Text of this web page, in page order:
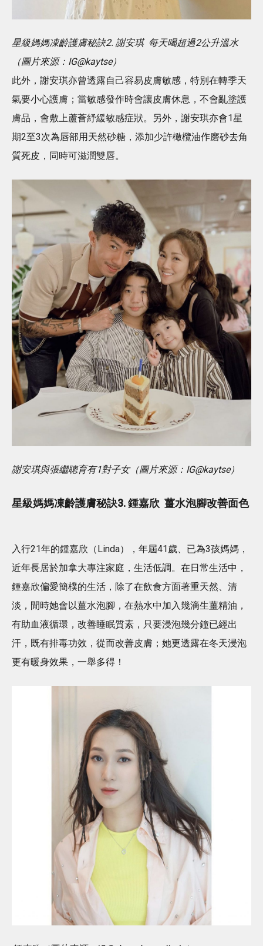
星級媽媽凍齡護膚秘訣2. 謝安琪 每天喝超過2公升溫水
（圖片來源：IG@kaytse）
此外，謝安琪亦曾透露自己容易皮膚敏感，特別在轉季天
氣要小心護膚；當敏感發作時會讓皮膚休息，不會亂塗護
膚品，會敷上蘆薈紓緩敏感症狀。另外，謝安琪亦會1星
期2至3次為唇部用天然砂糖，添加少許橄欖油作磨砂去角
質死皮，同時可滋潤雙唇。
謝安琪與張繼聰育有1對子女（圖片來源：IG@kaytse）
星級媽媽凍齡護膚秘訣3. 鍾嘉欣 薑水泡腳改善面色
入行21年的鍾嘉欣（Linda），年屆41歲、已為3孩媽媽，
近年長居於加拿大專注家庭，生活低調。在日常生活中，
鍾嘉欣偏愛簡樸的生活，除了在飲食方面著重天然、清
淡，閒時她會以薑水泡腳，在熱水中加入幾滴生薑精油，
有助血液循環，改善睡眠質素，只要浸泡幾分鐘已經出
汗，既有排毒功效，從而改善皮膚；她更透露在冬天浸泡
更有暖身效果，一舉多得！